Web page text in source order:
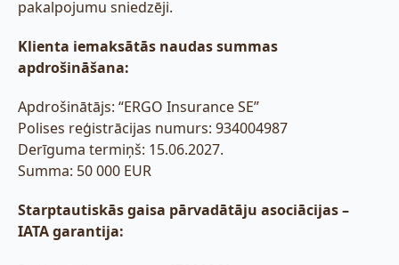
pakalpojumu sniedzēji.
Klienta iemaksātās naudas summas
apdrošināšana:
Apdrošinātājs: “ERGO Insurance SE”
Polises reģistrācijas numurs: 934004987
Derīguma termiņš: 15.06.2027.
Summa: 50 000 EUR
Starptautiskās gaisa pārvadātāju asociācijas –
IATA garantija: